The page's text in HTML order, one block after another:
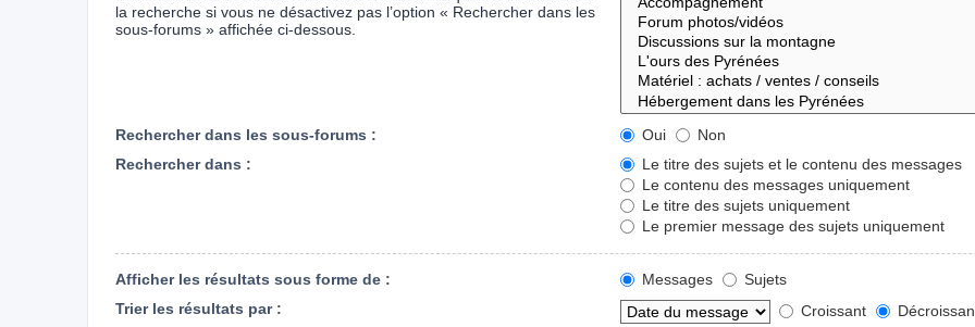
la recherche si vous ne désactivez pas l’option « Rechercher dans les
sous-forums » affichée ci-dessous.
Rechercher dans les sous-forums : Oui
Non
Rechercher dans :
Le titre des sujets et le contenu des messages
Le contenu des messages uniquement
Le titre des sujets uniquement
Le premier message des sujets uniquement
Afficher les résultats sous forme de : Messages
Sujets
Trier les résultats par :
Croissant